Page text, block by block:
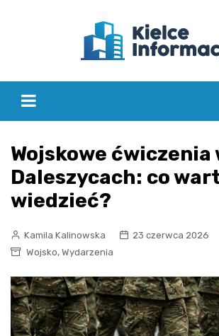
Wojskowe ćwiczenia
Daleszycach: co
wiedzieć?
Kamila Kalinowska
23 czerwca 2026
Wojsko, Wydarzenia